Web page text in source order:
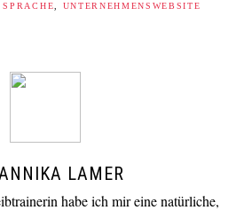
,SPRACHE UNTERNEHMENSWEBSITE
LAMER
habe ich mir eine natürliche,